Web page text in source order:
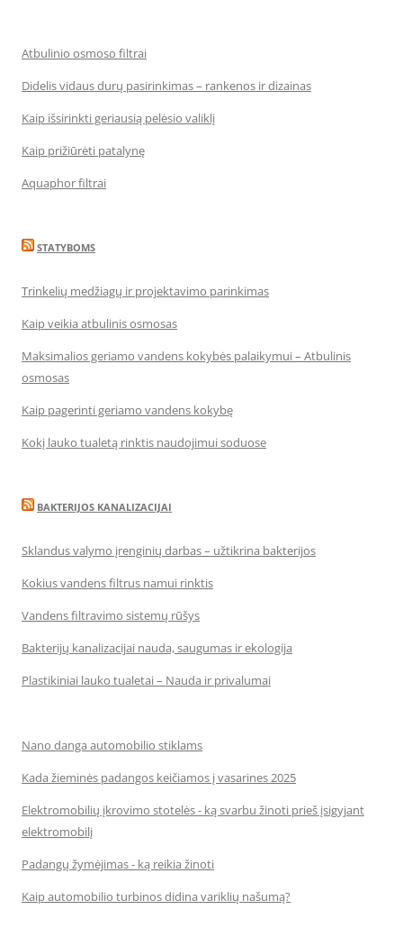
Atbulinio osmoso filtrai
Didelis vidaus durų pasirinkimas – rankenos ir dizainas
Kaip išsirinkti geriausią pelėsio valiklį
Kaip prižiūrėti patalynę
Aquaphor filtrai
STATYBOMS
Trinkelių medžiagų ir projektavimo parinkimas
Kaip veikia atbulinis osmosas
Maksimalios geriamo vandens kokybės palaikymui – Atbulinis
osmosas
Kaip pagerinti geriamo vandens kokybę
Kokį lauko tualetą rinktis naudojimui soduose
BAKTERIJOS KANALIZACIJAI
Sklandus valymo įrenginių darbas – užtikrina bakterijos
Kokius vandens filtrus namui rinktis
Vandens filtravimo sistemų rūšys
Bakterijų kanalizacijai nauda, saugumas ir ekologija
Plastikiniai lauko tualetai – Nauda ir privalumai
Nano danga automobilio stiklams
Kada žieminės padangos keičiamos į vasarines 2025
Elektromobilių įkrovimo stotelės - ką svarbu žinoti prieš įsigyjant
elektromobilį
Padangų žymėjimas - ką reikia žinoti
Kaip automobilio turbinos didina variklių našumą?